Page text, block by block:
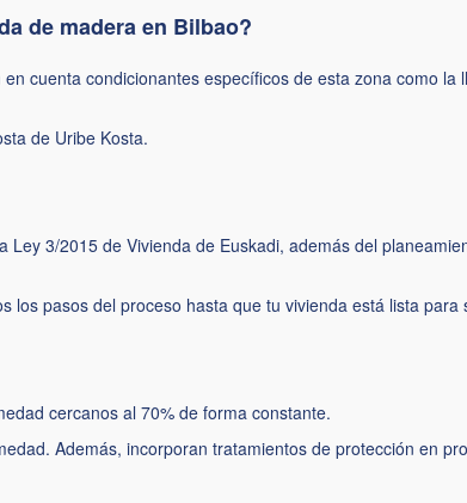
de madera en Bilbao?
cuenta condicionantes específicos de esta zona como la
de Uribe Kosta.
3/2015 de Vivienda de Euskadi, además del
pasos del proceso hasta que tu vivienda está lista para
cercanos al 70% de forma constante.
Además, incorporan tratamientos de protección en